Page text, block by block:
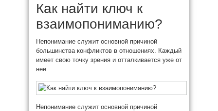
Как найти ключ к
взаимопониманию?
Непонимание служит основной причиной
большинства конфликтов в отношениях. Каждый
имеет свою точку зрения и отталкивается уже от
нее
Непонимание служит основной причиной